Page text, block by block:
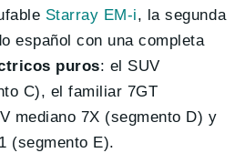
Starray EM-i, la segunda
español con una completa
puros: el SUV
C), el familiar 7GT
mediano 7X (segmento D) y
(segmento E).